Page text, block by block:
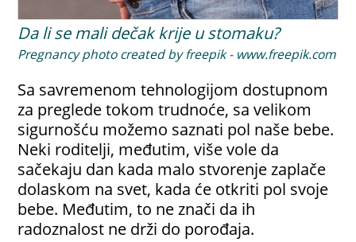
Da li se mali dečak krije u stomaku?
Pregnancy photo created by freepik - www.freepik.com
Sa savremenom tehnologijom dostupnom
za preglede tokom trudnoće, sa velikom
sigurnošću možemo saznati pol naše bebe.
Neki roditelji, međutim, više vole da
sačekaju dan kada malo stvorenje zaplače
dolaskom na svet, kada će otkriti pol svoje
bebe. Međutim, to ne znači da ih
radoznalost ne drži do porođaja.